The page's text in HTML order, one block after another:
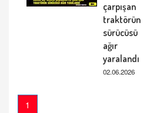
çarpışan
traktörün
sürücüsü
ağır
yaralandı
02.06.2026
1